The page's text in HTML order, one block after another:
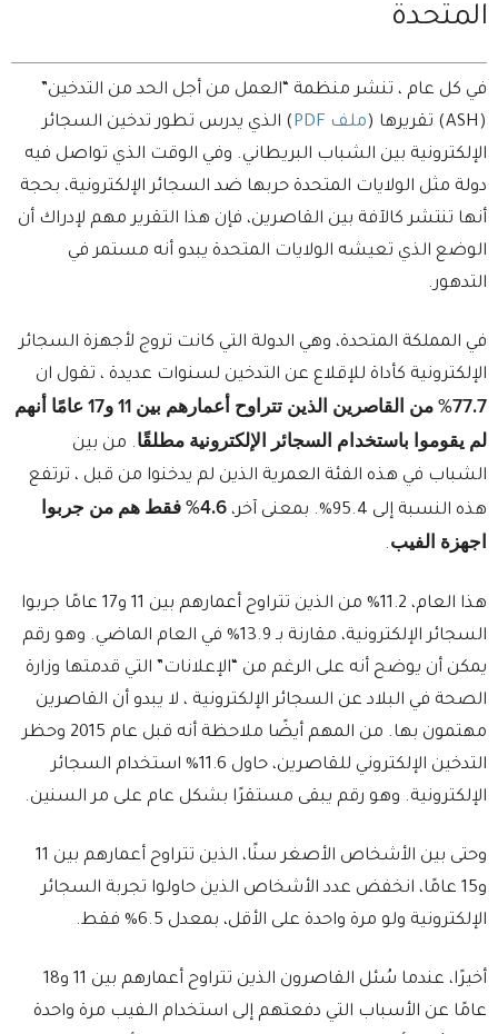
المتحدة
في كل عام ، تنشر منظمة “العمل من أجل الحد من التدخين”
(ASH) تقريرها (
ملف PDF
) الذي يدرس تطور تدخين السجائر
الإلكترونية بين الشباب البريطاني. وفي الوقت الذي تواصل فيه
دولة مثل الولايات المتحدة حربها ضد السجائر الإلكترونية، بحجة
أنها تنتشر كالآفة بين القاصرين، فإن هذا التقرير مهم لإدراك أن
الوضع الذي تعيشه الولايات المتحدة يبدو أنه مستمر في
التدهور.
في المملكة المتحدة، وهي الدولة التي كانت تروج لأجهزة السجائر
الإلكترونية كأداة للإقلاع عن التدخين لسنوات عديدة ، تقول ان
77.7% من القاصرين الذين تتراوح أعمارهم بين 11 و17 عامًا أنهم
لم يقوموا باستخدام السجائر الإلكترونية مطلقًا. من بين
الشباب في هذه الفئة العمرية الذين لم يدخنوا من قبل ، ترتفع
هذه النسبة إلى 95.4%. بمعنى آخر،
4.6% فقط هم من جربوا
اجهزة الفيب.
هذا العام، 11.2% من الذين تتراوح أعمارهم بين 11 و17 عامًا جربوا
السجائر الإلكترونية، مقارنة بـ 13.9% في العام الماضي. وهو رقم
يمكن أن يوضح أنه على الرغم من “الإعلانات” التي قدمتها وزارة
الصحة في البلاد عن السجائر الإلكترونية ، لا يبدو أن القاصرين
مهتمون بها. من المهم أيضًا ملاحظة أنه قبل عام 2015 وحظر
التدخين الإلكتروني للقاصرين، حاول 11.6% استخدام السجائر
الإلكترونية. وهو رقم يبقى مستقرًا بشكل عام على مر السنين.
وحتى بين الأشخاص الأصغر سنًا، الذين تتراوح أعمارهم بين 11
و15 عامًا، انخفض عدد الأشخاص الذين حاولوا تجربة السجائر
الإلكترونية ولو مرة واحدة على الأقل، بمعدل 6.5% فقط.
أخيرًا، عندما سُئل القاصرون الذين تتراوح أعمارهم بين 11 و18
عامًا عن الأسباب التي دفعتهم إلى استخدام الـفيب مرة واحدة